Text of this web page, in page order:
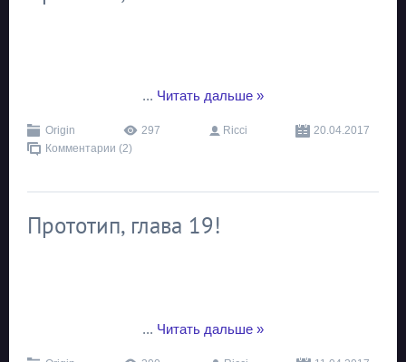
... Читать дальше »
Origin 297 Ricci
20.04.2017
Комментарии (2)
Прототип, глава 19!
... Читать дальше »